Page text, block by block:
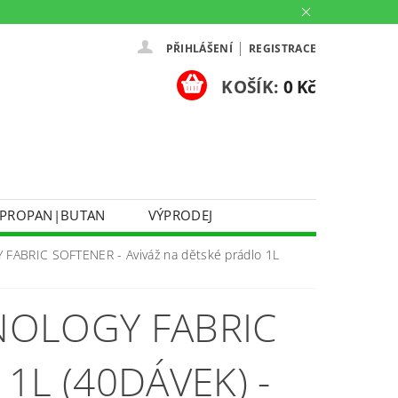
PŘIHLÁŠENÍ | REGISTRACE
KOŠÍK: 0 Kč
PROPAN|BUTAN
VÝPRODEJ
A PLATBA
PARTNERSKÉ PRODEJNY HEY!
FABRIC SOFTENER - Aviváž na dětské prádlo 1L
FABRIC
(40DÁVEK) -